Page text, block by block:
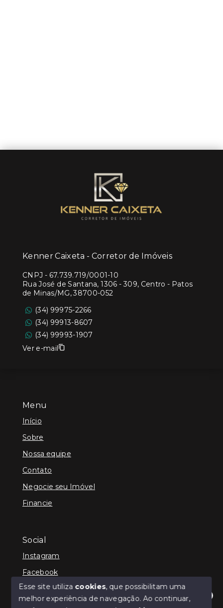
Menu
Início
Sobre
Nossa equipe
Contato
Negocie seu Imóvel
Financie
Social
Instagram
Facebook
Kenner Caixeta - Corretor de Imóveis
CNPJ - 67.739.719/0001-10
Rua José de Santana, 1306 - 309, Centro - Patos
de Minas/MG, 38700-052
(34) 99975-2266
(34) 99913-8607
(34) 99993-1907
Ver e-mail
Esse site utiliza cookies, que possibilitam uma
melhor experiência de navegação.Ao continuar,